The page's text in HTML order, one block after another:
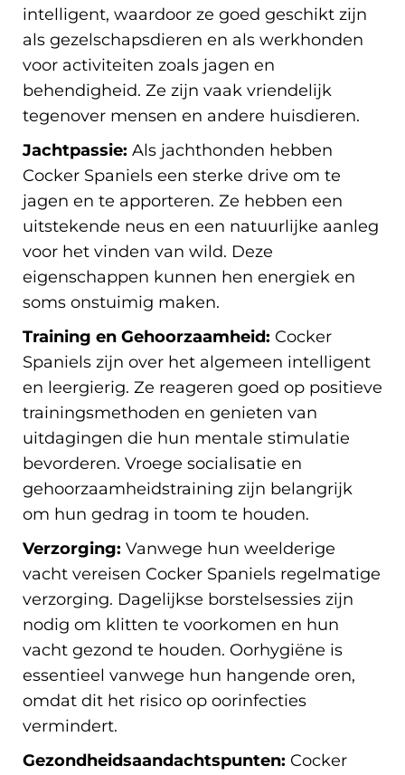
intelligent, waardoor ze goed geschikt zijn
als gezelschapsdieren en als werkhonden
voor activiteiten zoals jagen en
behendigheid. Ze zijn vaak vriendelijk
tegenover mensen en andere huisdieren.
Jachtpassie: Als jachthonden hebben
Cocker Spaniels een sterke drive om te
jagen en te apporteren. Ze hebben een
uitstekende neus en een natuurlijke aanleg
voor het vinden van wild. Deze
eigenschappen kunnen hen energiek en
soms onstuimig maken.
Training en Gehoorzaamheid: Cocker
Spaniels zijn over het algemeen intelligent
en leergierig. Ze reageren goed op positieve
trainingsmethoden en genieten van
uitdagingen die hun mentale stimulatie
bevorderen. Vroege socialisatie en
gehoorzaamheidstraining zijn belangrijk
om hun gedrag in toom te houden.
Verzorging: Vanwege hun weelderige
vacht vereisen Cocker Spaniels regelmatige
verzorging. Dagelijkse borstelsessies zijn
nodig om klitten te voorkomen en hun
vacht gezond te houden. Oorhygiëne is
essentieel vanwege hun hangende oren,
omdat dit het risico op oorinfecties
vermindert.
Gezondheidsaandachtspunten: Cocker